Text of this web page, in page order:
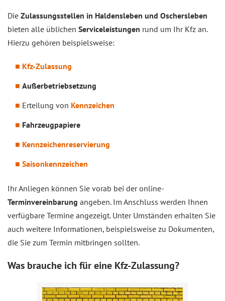
Die Zulassungsstellen in Haldensleben und Oschersleben
bieten alle üblichen Serviceleistungen rund um Ihr Kfz an.
Hierzu gehören beispielsweise:
Kfz-Zulassung
Außerbetriebsetzung
Erteilung von Kennzeichen
Fahrzeugpapiere
Kennzeichenreservierung
Saisonkennzeichen
Ihr Anliegen können Sie vorab bei der online-
Terminvereinbarung angeben. Im Anschluss werden Ihnen
verfügbare Termine angezeigt. Unter Umständen erhalten Sie
auch weitere Informationen, beispielsweise zu Dokumenten,
die Sie zum Termin mitbringen sollten.
Was brauche ich für eine Kfz-Zulassung?